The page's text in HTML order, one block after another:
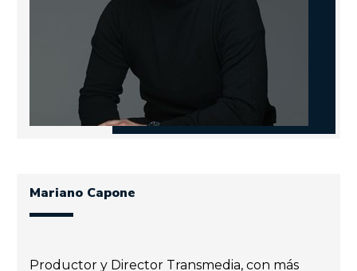
Mariano Capone
Productor y Director Transmedia, con más